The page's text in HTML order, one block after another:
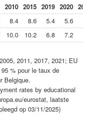
2010 2015 2019 2020
8.4 8.6 5.4 5.6
10.0 10.2 6.8 7.2
2011, 2017, 2021; EU
% pour le taux de
Belgique.
rates by educational
eurostat, laatste
op 03/11/2025)